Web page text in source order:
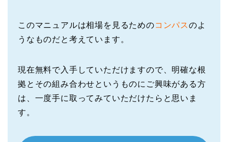
このマニュアルは相場を見るためのコンパスのよ
うなものだと考えています。
現在無料で入手していただけますので、明確な根
拠とその組み合わせというものにご興味がある方
は、一度手に取ってみていただけたらと思いま
す。